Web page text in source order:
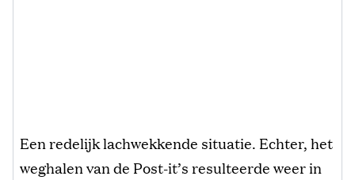
Een redelijk lachwekkende situatie. Echter, het
weghalen van de Post-it’s resulteerde weer in